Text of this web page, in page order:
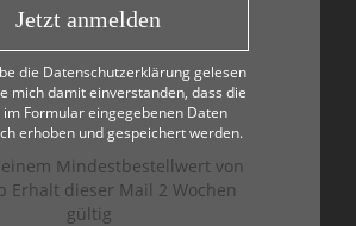
Jetzt anmelden
die Datenschutzerklärung gelesen
mich damit einverstanden, dass die
Formular eingegebenen Daten
erhoben und gespeichert werden.
Mindestbestellwert von
Erhalt dieser Mail 2 Wochen
gültig